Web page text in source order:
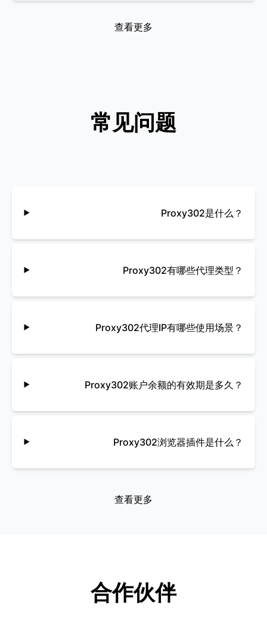
Marina G
Proxy302 直观易用的用户体验非常满
的住宅代理网络令人印象深刻，能够以合
们的定制解决方案和专属客户经理为各种
我们最近评估了几家代理服务提供商，以
Suzanne Fleming
查看更多
常见问题
Proxy302是什么？
Proxy302有哪些代理类型？
Proxy302代理IP有哪些使用场景？
Proxy302账户余额的有效期是多久？
Proxy302浏览器插件是什么？
查看更多
合作伙伴